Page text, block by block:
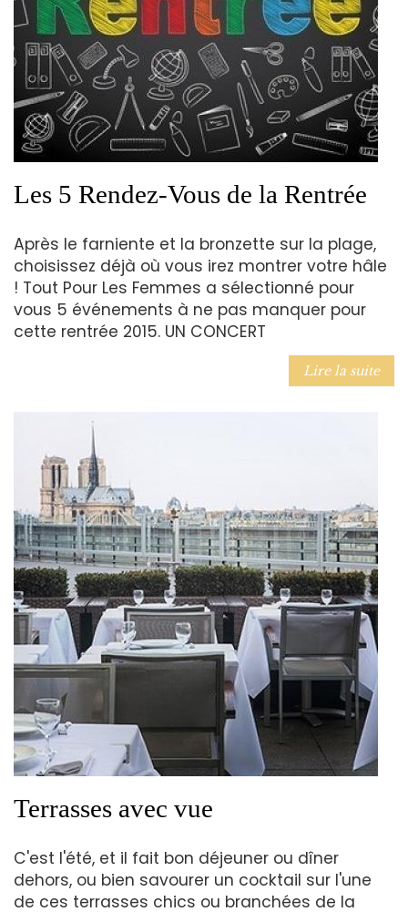
Les 5 Rendez-Vous de la Rentrée
Après le farniente et la bronzette sur la plage,
choisissez déjà où vous irez montrer votre hâle
! Tout Pour Les Femmes a sélectionné pour
vous 5 événements à ne pas manquer pour
cette rentrée 2015. UN CONCERT
Lire la suite
Terrasses avec vue
C'est l'été, et il fait bon déjeuner ou dîner
dehors, ou bien savourer un cocktail sur l'une
de ces terrasses chics ou branchées de la